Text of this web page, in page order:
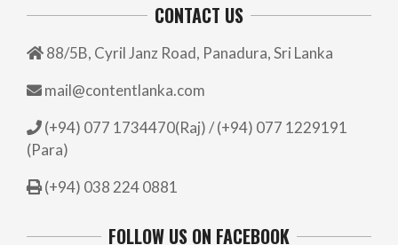
CONTACT US
88/5B, Cyril Janz Road, Panadura, Sri Lanka
mail@contentlanka.com
(+94) 077 1734470(Raj) / (+94) 077 1229191
(Para)
(+94) 038 224 0881
FOLLOW US ON FACEBOOK